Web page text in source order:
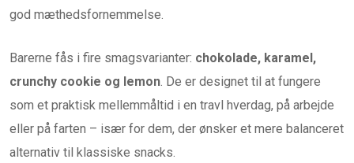
god mæthedsfornemmelse.
Barerne fås i fire smagsvarianter: chokolade, karamel,
crunchy cookie og lemon. De er designet til at fungere
som et praktisk mellemmåltid i en travl hverdag, på arbejde
eller på farten – især for dem, der ønsker et mere balanceret
alternativ til klassiske snacks.